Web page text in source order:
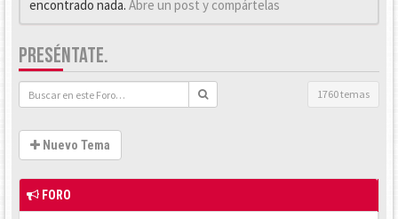
encontrado nada. Abre un post y compártelas
PRESÉNTATE.
1760 temas
Nuevo Tema
FORO